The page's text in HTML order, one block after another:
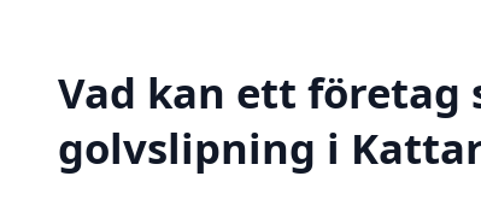
Vad kan ett företag
golvslipning i